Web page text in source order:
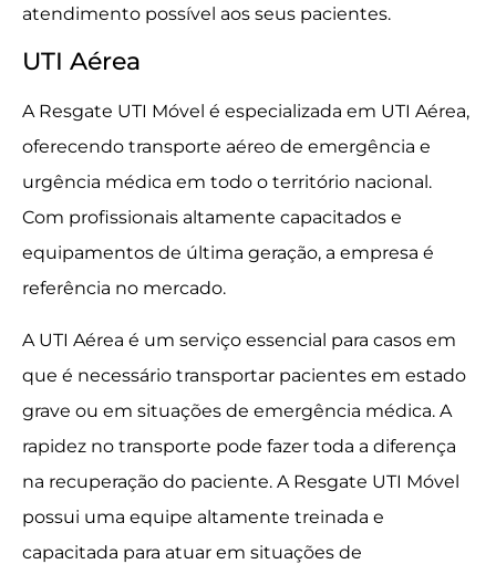
atendimento possível aos seus pacientes.
UTI Aérea
A Resgate UTI Móvel é especializada em UTI Aérea,
oferecendo transporte aéreo de emergência e
urgência médica em todo o território nacional.
Com profissionais altamente capacitados e
equipamentos de última geração, a empresa é
referência no mercado.
A UTI Aérea é um serviço essencial para casos em
que é necessário transportar pacientes em estado
grave ou em situações de emergência médica. A
rapidez no transporte pode fazer toda a diferença
na recuperação do paciente. A Resgate UTI Móvel
possui uma equipe altamente treinada e
capacitada para atuar em situações de